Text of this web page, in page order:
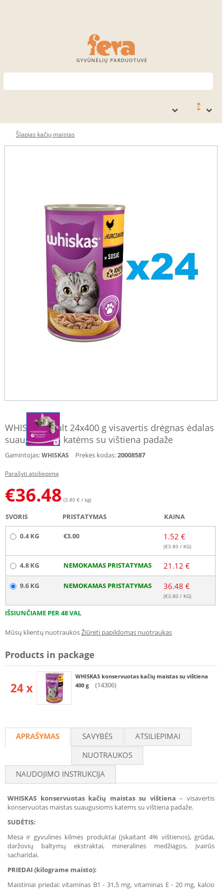
GYVŪNĖLIŲ PARDUOTUVĖ
0
Šlapias kačių maistas
WHISKAS Adult 24x400 g visavertis drėgnas ėdalas
suaugusioms katėms su vištiena padaže
Gamintojas:WHISKAS Prekės kodas:20008587
Parašyti atsiliepimą
€36.48 (3.80 € / kg)
SVORIS PRISTATYMAS KAINA
0.4 KG €3.00 1.52 €
(€3.80 / KG)
4.8 KG NEMOKAMAS PRISTATYMAS 21.12 €
9.6 KG NEMOKAMAS PRISTATYMAS 36.48 €
(€3.80 / KG)
IŠSIUNČIAME PER 48 VAL
Mūsų klientų nuotraukosŽiūrėti papildomas nuotraukas
Products in package
24 x
WHISKAS konservuotas kačių maistas su vištiena
400 g
(14306)
APRAŠYMAS SAVYBĖS
ATSILIEPIMAI
NUOTRAUKOS
NAUDOJIMO INSTRUKCIJA
WHISKAS konservuotas kačių maistas su vištiena– visavertis
konservuotas maistas suaugusioms katėms su vištiena padaže.
SUDĖTIS:
Mėsa ir gyvulinės kilmės produktai (įskaitant 4% vištienos), grūdai,
daržovių baltymų ekstraktai, mineralinės medžiagos, įvairūs
sacharidai.
PRIEDAI (kilograme maisto):
Maistiniai priedai: vitaminas B1 - 31,5 mg, vitaminas E - 20 mg, kalcio